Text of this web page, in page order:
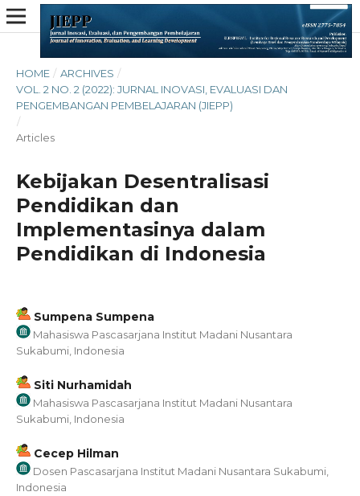
HOME / ARCHIVES /
VOL. 2 NO. 2 (2022): JURNAL INOVASI, EVALUASI DAN
PENGEMBANGAN PEMBELAJARAN (JIEPP)
/
Articles
Kebijakan Desentralisasi
Pendidikan dan
Implementasinya dalam
Pendidikan di Indonesia
Sumpena Sumpena
Mahasiswa Pascasarjana Institut Madani Nusantara
Sukabumi, Indonesia
Siti Nurhamidah
Mahasiswa Pascasarjana Institut Madani Nusantara
Sukabumi, Indonesia
Cecep Hilman
Dosen Pascasarjana Institut Madani Nusantara Sukabumi,
Indonesia